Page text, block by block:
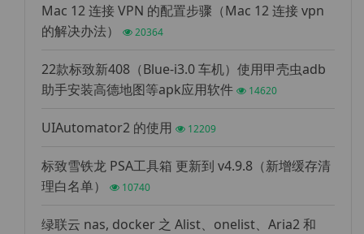
Mac 12 连接 VPN 的配置步骤（Mac 12 连接 vpn
的解决办法）
20364
22款标致新408（Blue-i3.0 车机）使用甲壳虫adb
助手安装高德地图等apk应用软件
14620
UIAutomator2 的使用 12209
标致雪铁龙 PSA工具箱 更新到 v4.9.8（新增缓存清
理白名单）
10740
绿联云 nas, docker 之 Alist、onelist、Aria2 和